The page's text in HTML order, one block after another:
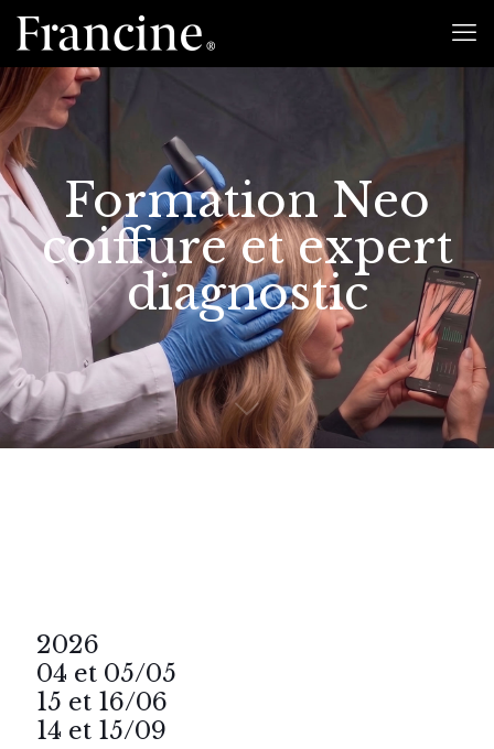
Formation Neo
coiffure et expert
diagnostic
2026
04 et 05/05
15 et 16/06
14 et 15/09